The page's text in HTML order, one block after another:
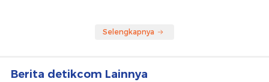
Selengkapnya
Berita detikcom Lainnya